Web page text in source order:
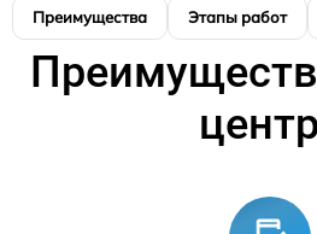
Преимущества Этапы работ